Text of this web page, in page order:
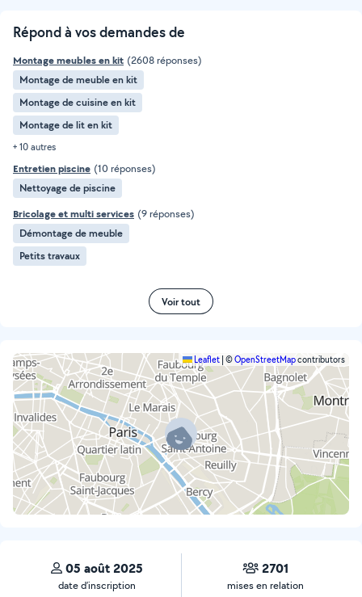
Répond à vos demandes de
Montage meubles en kit (2608 réponses)
Montage de meuble en kit
Montage de cuisine en kit
Montage de lit en kit
+ 10 autres
Entretien piscine (10 réponses)
Nettoyage de piscine
Bricolage et multi services (9 réponses)
Démontage de meuble
Petits travaux
Voir tout
Leaflet ©OpenStreetMapcontributors
05 août 2025
date d’inscription
2701
mises en relation